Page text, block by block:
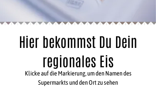
Hier bekommst Du Dein
regionales Eis
Klicke auf die Markierung, um den Namen des
Supermarkts und den Ort zu sehen